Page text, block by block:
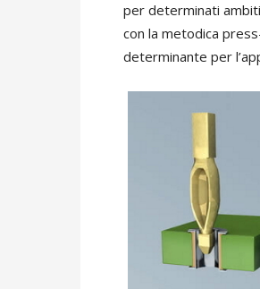
per determinati
con la metodica
determinante per